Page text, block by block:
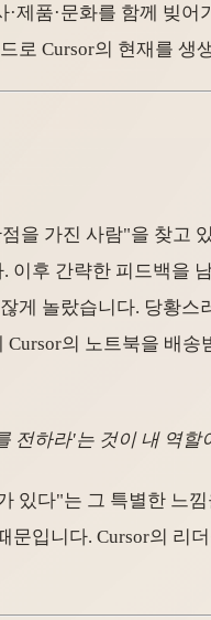
제품·문화를 함께 빚어
로 Cursor의 현재를 생
을 가진 사람"을 찾고
후 간략한 피드백을
게 놀랐습니다. 당황스
의 노트북을 배송
전하라'는 것이 내 역할
있다"는 그 특별한 느
입니다. Cursor의 리